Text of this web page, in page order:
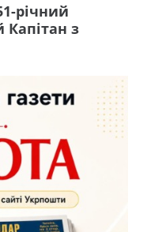
річний
Капітан з